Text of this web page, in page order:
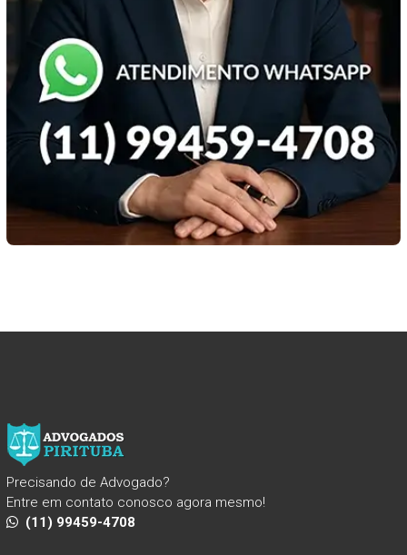
Precisando de Advogado?
Entre em contato conosco agora mesmo!
(11) 99459-4708